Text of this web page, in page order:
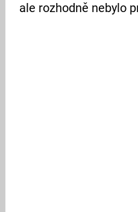
ale rozhodně nebylo